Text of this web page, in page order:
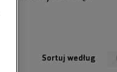
Sortuj według